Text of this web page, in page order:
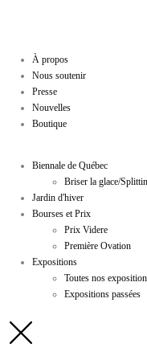
À propos
Nous soutenir
Presse
Nouvelles
Boutique
Biennale de Québec
Briser la glace/
Jardin d'hiver
Bourses et Prix
Prix Videre
Première Ovation
Expositions
Toutes nos
Expositions passées